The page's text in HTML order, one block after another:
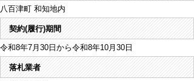
八百津町 和知地内
契約(履行)期間
令和8年7月30日から令和8年10月30日
落札業者